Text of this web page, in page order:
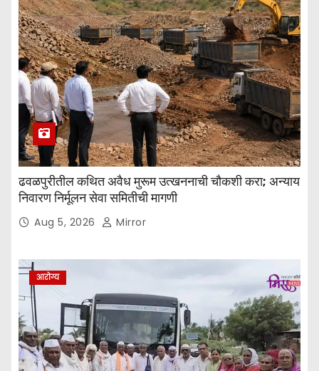
ढवळपुरीतील कथित अवैध मुरूम उत्खननाची चौकशी करा; अन्याय
निवारण निर्मूलन सेवा समितीची मागणी
Aug 5, 2026 Mirror
आरोग्य